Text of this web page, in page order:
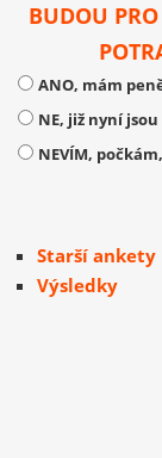
BUDOU
ANO, mám
NE, již nyní
NEVÍM,
Starší ankety
Výsledky